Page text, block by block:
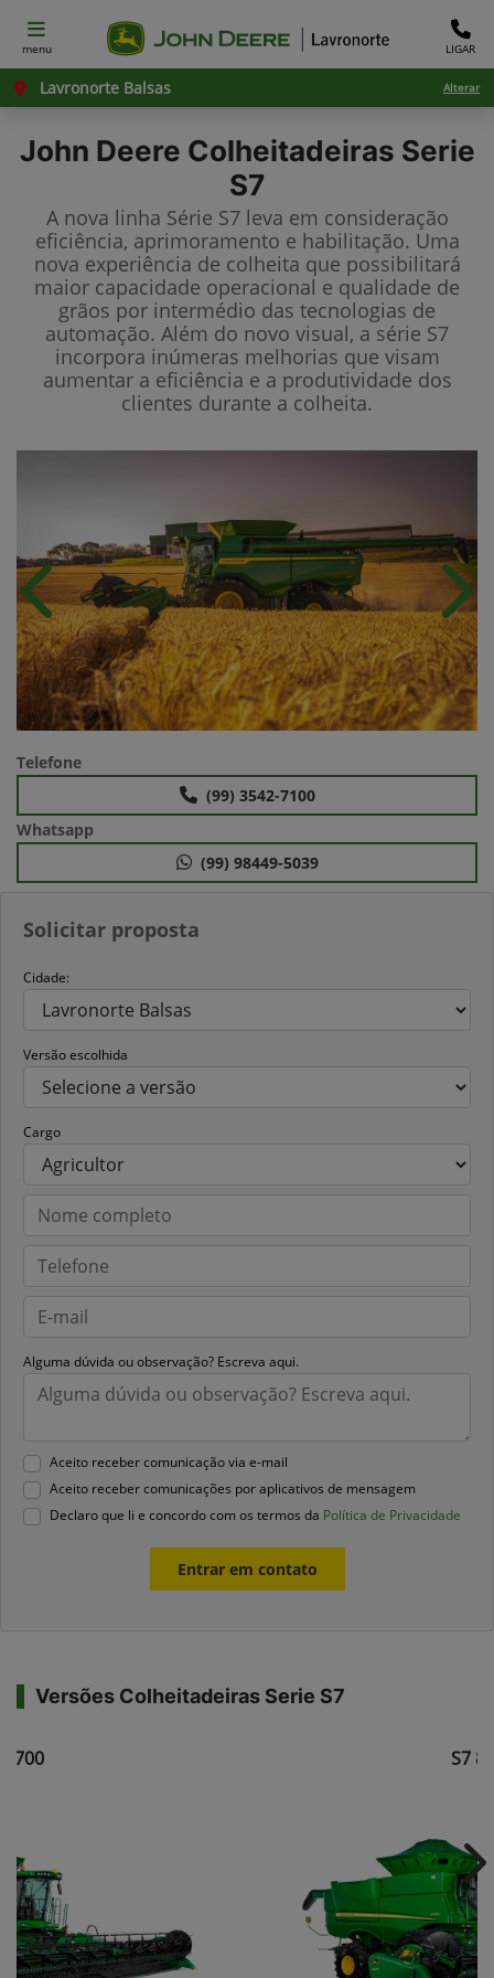
menu LIGAR
Lavronorte Balsas Alterar
John Deere Colheitadeiras Serie
S7
A nova linha Série S7 leva em consideração
eficiência, aprimoramento e habilitação. Uma
nova experiência de colheita que possibilitará
maior capacidade operacional e qualidade de
grãos por intermédio das tecnologias de
automação. Além do novo visual, a série S7
incorpora inúmeras melhorias que visam
aumentar a eficiência e a produtividade dos
clientes durante a colheita.
Solicitar proposta
Cidade:
Versão escolhida
Cargo
Alguma dúvida ou observação? Escreva aqui.
Aceito receber comunicação via e-mail
Aceito receber comunicações por aplicativos de mensagem
Declaro que li e concordo com os termos da Política de Privacidade
Entrar em contato
Anterior
Telefone
(99) 3542-7100
Whatsapp
(99) 98449-5039
Versões Colheitadeiras Serie S7
700 S7